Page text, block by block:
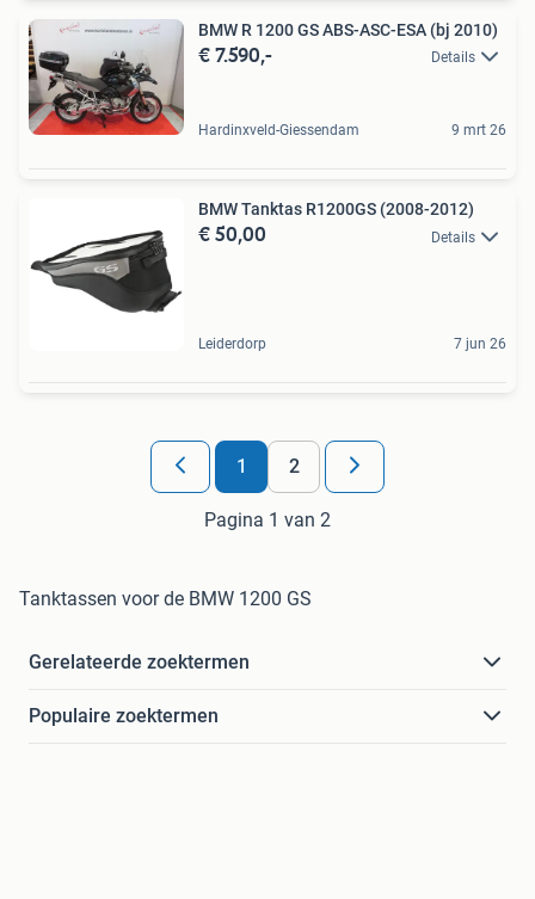
BMW R 1200 GS ABS-ASC-ESA (bj 2010)
€ 7.590,- Details
Hardinxveld-Giessendam 9 mrt 26
BMW Tanktas R1200GS (2008-2012)
€ 50,00 Details
Leiderdorp 7 jun 26
1 2
Pagina 1 van 2
Tanktassen voor de BMW 1200 GS
Gerelateerde zoektermen
Populaire zoektermen